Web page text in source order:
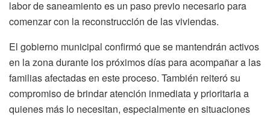
labor de saneamiento es un paso previo necesario para
comenzar con la reconstrucción de las viviendas.
El gobierno municipal confirmó que se mantendrán activos
en la zona durante los próximos días para acompañar a las
familias afectadas en este proceso. También reiteró su
compromiso de brindar atención inmediata y prioritaria a
quienes más lo necesitan, especialmente en situaciones